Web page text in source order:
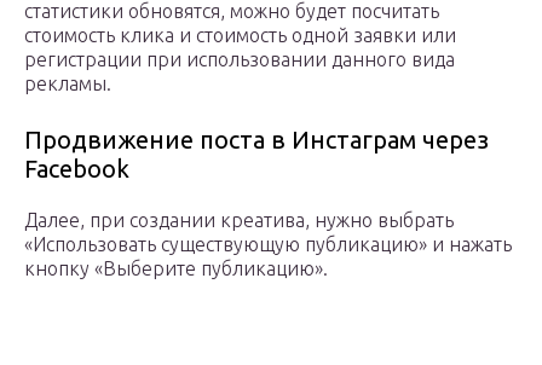
статистики обновятся, можно будет посчитать
стоимость клика и стоимость одной заявки или
регистрации при использовании данного вида
рекламы.
Продвижение поста в Инстаграм через
Facebook
Далее, при создании креатива, нужно выбрать
«Использовать существующую публикацию» и нажать
кнопку «Выберите публикацию».